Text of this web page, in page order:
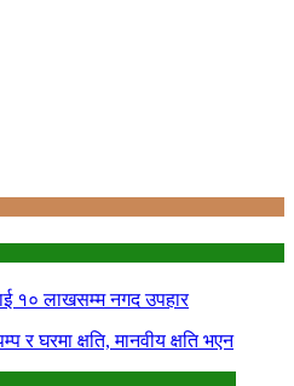
१० लाखसम्म नगद उपहार